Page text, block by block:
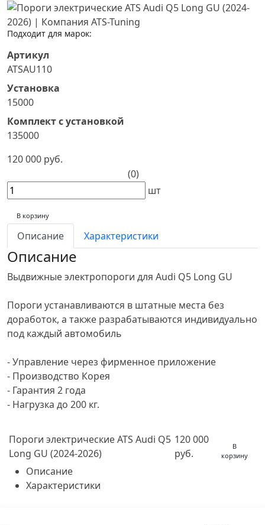
Подходит для марок:
Артикул
ATSAU110
Установка
15000
Комплект с установкой
135000
120 000 руб.
(0)
шт
В корзину
Описание Характеристики
Описание
Выдвижные электропороги для Audi Q5 Long GU
Пороги устанавливаются в штатные места без
доработок, а также разрабатываются индивидуально
под каждый автомобиль
- Управление через фирменное приложение
- Производство Корея
- Гарантия 2 года
- Нагрузка до 200 кг.
Пороги электрические ATS Audi Q5
Long GU (2024-2026)
120 000
руб.
В
корзину
Описание
Характеристики